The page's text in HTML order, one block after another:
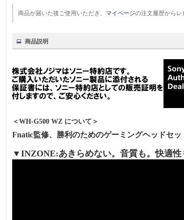
商品が届いた後ご使用いただき、 マイページの注文履歴からレ
商品説明
＜WH-G500 WZ について＞
Fnatic監修、勝利のためのゲーミングヘッドセッ
▼INZONE:あきらめない。音質も。快適性